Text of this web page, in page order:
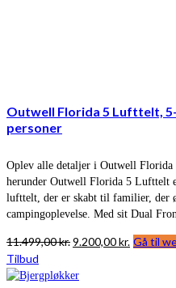
Outwell Florida 5 Lufttelt,
personer
Oplev alle detaljer i Outwell
herunder Outwell Florida 5 Lufttelt
lufttelt, der er skabt til familier, der
campingoplevelse. Med sit Dual
11.499,00kr.Den
pris
9.200,00kr. Den
Gå til
Tilbud